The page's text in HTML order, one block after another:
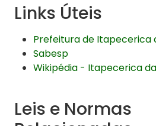
Links Úteis
Prefeitura de Itapecerica
Sabesp
Wikipédia - Itapecerica
Leis e Normas